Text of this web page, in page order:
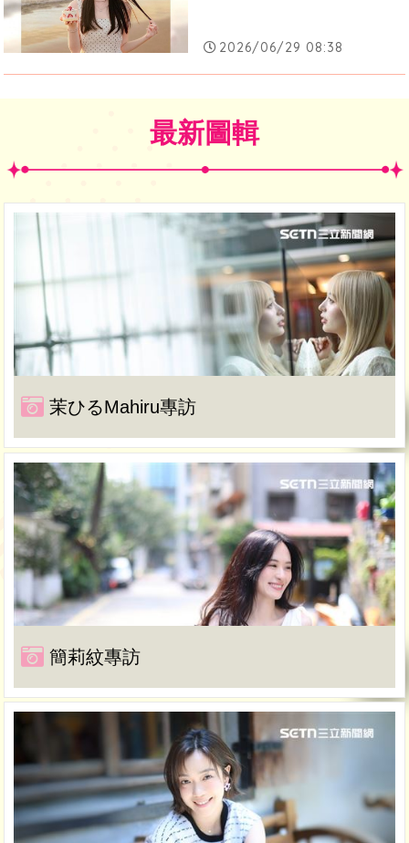
2026/06/29 08:38
最新圖輯
茉ひるMahiru專訪
簡莉紋專訪